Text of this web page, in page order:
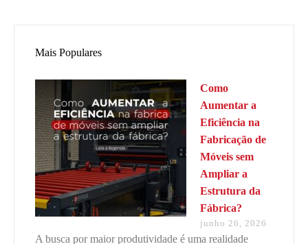
Mais Populares
Como
Aumentar a
Eficiência na
Fabricação de
Móveis sem
Ampliar a
Estrutura da
Fábrica?
junho 26, 2026
A busca por maior produtividade é uma realidade